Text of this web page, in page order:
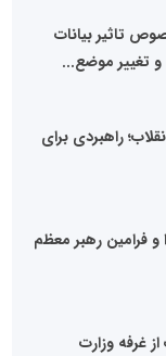
تاثیر بیانات
تغییر موضع...
راهبردی برای
فرامین رهبر معظم
غرفه وزارت